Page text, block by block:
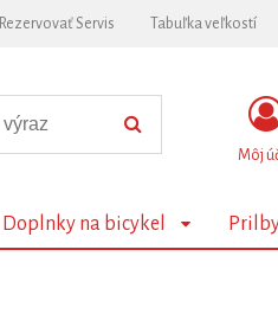
Rezervovať Servis Tabuľka veľkostí
Môj
Doplnky na bicykel